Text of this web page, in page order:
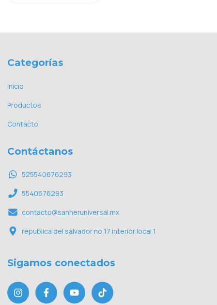
Categorías
Inicio
Productos
Contacto
Contáctanos
525540676293
5540676293
contacto@sanheruniversal.mx
republica del salvador no 17 interior local 1
Sigamos conectados